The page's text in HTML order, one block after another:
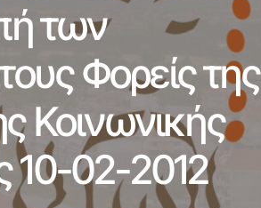
των
Φορείς της
Κοινωνικής
10-02-2012